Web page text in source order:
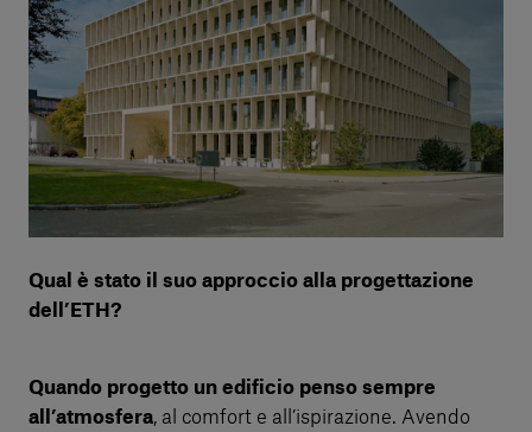
Qual è stato il suo approccio alla progettazione
dell’ETH?
Quando progetto un edificio penso sempre
all’atmosfera, al comfort e all’ispirazione. Avendo